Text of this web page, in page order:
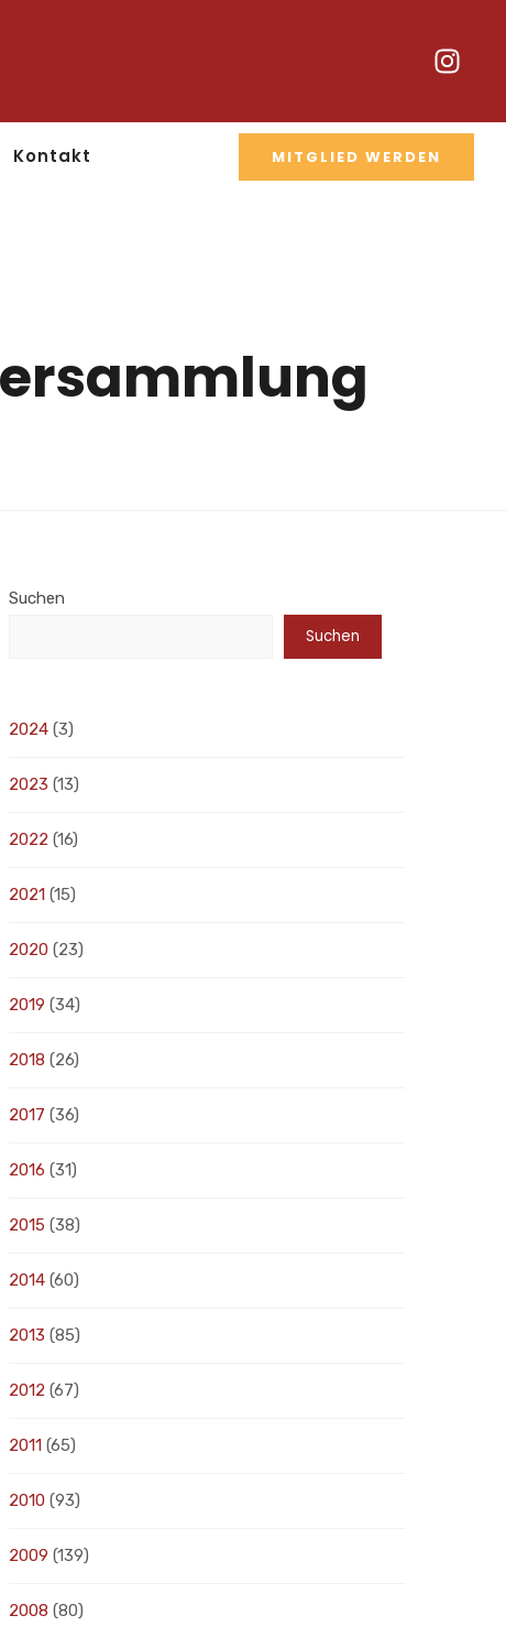
Kontakt MITGLIED WERDEN
Suchen
Suchen
2024(3)
2023 (13)
2022 (16)
2021(15)
2020(23)
2019 (34)
2018 (26)
2017 (36)
2016 (31)
2015 (38)
2014(60)
2013 (85)
2012 (67)
2011(65)
2010(93)
2009 (139)
2008 (80)